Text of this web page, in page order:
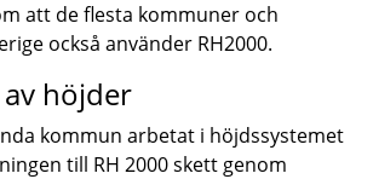
att de flesta kommuner och
också använder RH2000.
höjder
kommun arbetat i höjdssystemet
till RH 2000 skett genom